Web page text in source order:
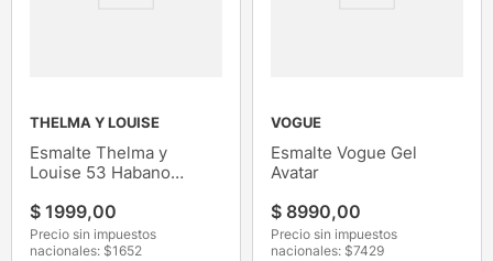
THELMA Y LOUISE
Esmalte Thelma y
Louise 53 Habano
$ 1999,00
Precio sin impuestos
nacionales: $1652
VOGUE
Esmalte Vogue Gel
Avatar
$ 8990,00
Precio sin impuestos
nacionales: $7429